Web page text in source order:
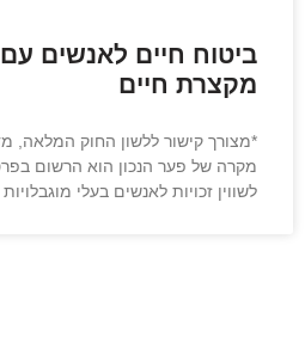
ביטוח חיים לאנשים
מקצרת חיים
*מצורך קישור ללשון החוק המלאה,
מקרה של פער הנכון הוא הרשום
לשווין זכויות לאנשים בעלי